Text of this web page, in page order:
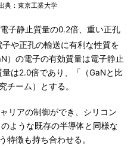
典：東京工業大学
子静止質量の0.2倍、重い正孔
や正孔の輸送に有利な性質を
）の電子の有効質量は電子静止
は2.0倍であり、「（GaNと比
チーム）とする。
リアの制御ができ、シリコン
ような既存の半導体と同様な
特徴も持ち合わせる。